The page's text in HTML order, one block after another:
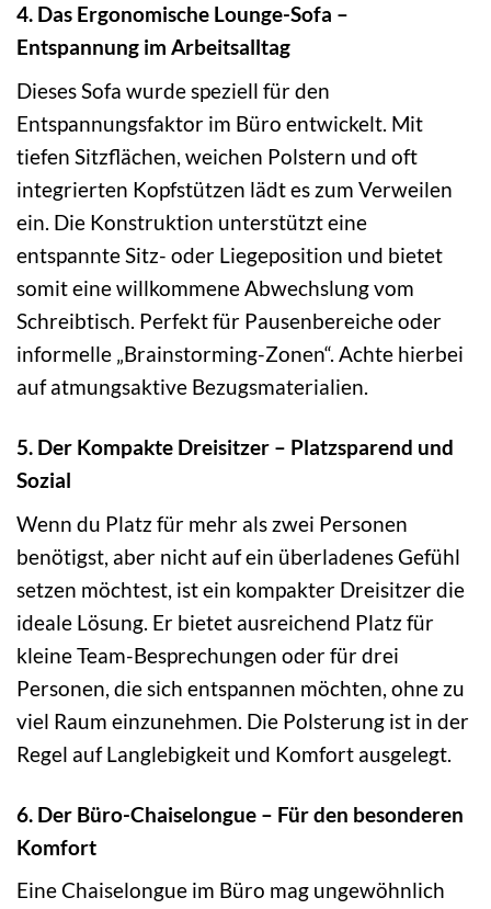
4. Das Ergonomische Lounge-Sofa –
Entspannung im Arbeitsalltag
Dieses Sofa wurde speziell für den
Entspannungsfaktor im Büro entwickelt. Mit
tiefen Sitzflächen, weichen Polstern und oft
integrierten Kopfstützen lädt es zum Verweilen
ein. Die Konstruktion unterstützt eine
entspannte Sitz- oder Liegeposition und bietet
somit eine willkommene Abwechslung vom
Schreibtisch. Perfekt für Pausenbereiche oder
informelle „Brainstorming-Zonen“. Achte hierbei
auf atmungsaktive Bezugsmaterialien.
5. Der Kompakte Dreisitzer – Platzsparend und
Sozial
Wenn du Platz für mehr als zwei Personen
benötigst, aber nicht auf ein überladenes Gefühl
setzen möchtest, ist ein kompakter Dreisitzer die
ideale Lösung. Er bietet ausreichend Platz für
kleine Team-Besprechungen oder für drei
Personen, die sich entspannen möchten, ohne zu
viel Raum einzunehmen. Die Polsterung ist in der
Regel auf Langlebigkeit und Komfort ausgelegt.
6. Der Büro-Chaiselongue – Für den besonderen
Komfort
Eine Chaiselongue im Büro mag ungewöhnlich